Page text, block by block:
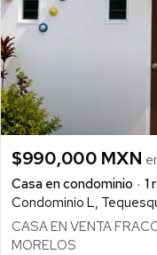
$990,000 MXN
Casa en condominio
1
Condominio L,
CASA EN VENTA
MORELOS